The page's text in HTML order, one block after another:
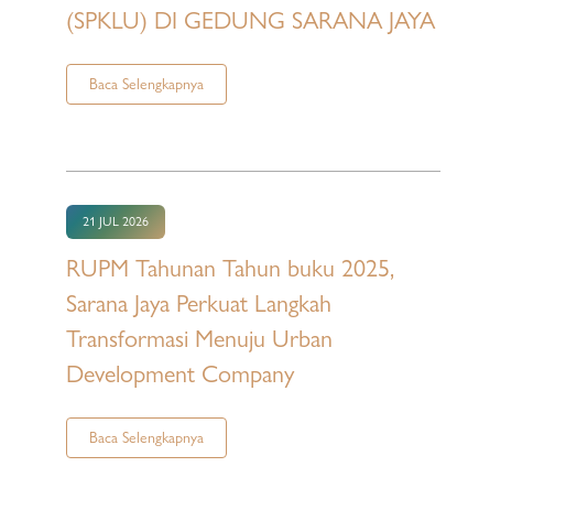
(SPKLU) DI GEDUNG SARANA JAYA
Baca Selengkapnya
21 JUL 2026
RUPM Tahunan Tahun buku 2025,
Sarana Jaya Perkuat Langkah
Transformasi Menuju Urban
Development Company
Baca Selengkapnya